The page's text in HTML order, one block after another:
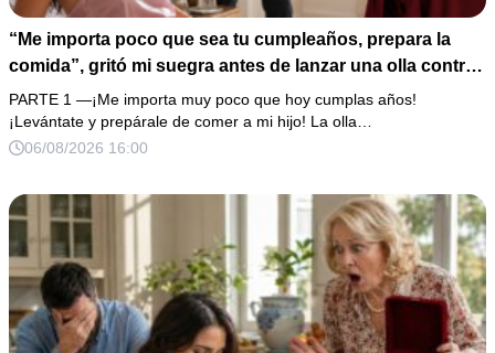
“Me importa poco que sea tu cumpleaños, prepara la
comida”, gritó mi suegra antes de lanzar una olla contra
mi cama. Mi esposo regresó horas después oliendo al
perfume de su amante, seguro de que yo lo perdonaría.
Pero yo ya tenía 3 copias de los estados de cuenta y una
PARTE 1 —¡Me importa muy poco que hoy cumplas años!
¡Levántate y prepárale de comer a mi hijo! La olla…
06/08/2026 16:00